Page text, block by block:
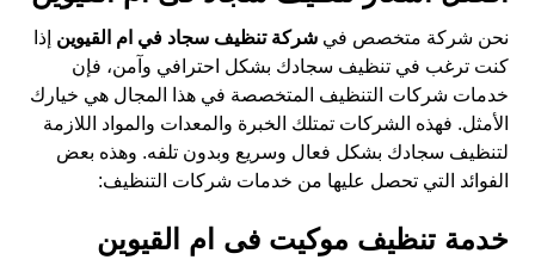
نحن شركة متخصص فيشركة تنظيف سجاد في ام القيوين إذا
كنت ترغب في تنظيف سجادك بشكل احترافي وآمن، فإن
خدمات شركات التنظيف المتخصصة في هذا المجال هي خيارك
الأمثل. فهذه الشركات تمتلك الخبرة والمعدات والمواد اللازمة
لتنظيف سجادك بشكل فعال وسريع وبدون تلفه. وهذه بعض
الفوائد التي تحصل عليها من خدمات شركات التنظيف:
خدمة تنظيف موكيت فى ام القيوين